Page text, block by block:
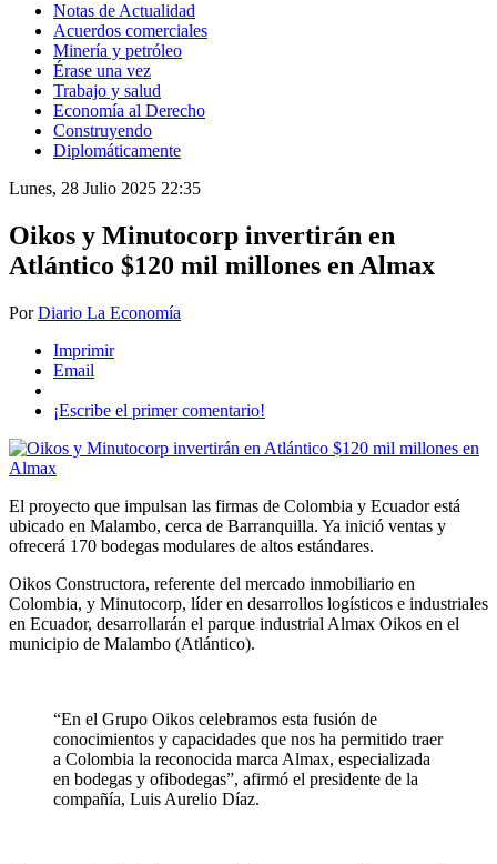
Notas de Actualidad
Acuerdos comerciales
Minería y petróleo
Érase una vez
Trabajo y salud
Economía al Derecho
Construyendo
Diplomáticamente
Lunes, 28 Julio 2025 22:35
Oikos y Minutocorp invertirán en
Atlántico $120 mil millones en Almax
PorDiario La Economía
Imprimir
Email
¡Escribe el primer comentario!
El proyecto que impulsan las firmas de Colombia y Ecuador está
ubicado en Malambo, cerca de Barranquilla. Ya inició ventas y
ofrecerá 170 bodegas modulares de altos estándares.
Oikos Constructora, referente del mercado inmobiliario en
Colombia, y Minutocorp, líder en desarrollos logísticos e industriales
en Ecuador, desarrollarán el parque industrial Almax Oikos en el
municipio de Malambo (Atlántico).
“En el Grupo Oikos celebramos esta fusión de
conocimientos y capacidades que nos ha permitido traer
a Colombia la reconocida marca Almax, especializada
en bodegas y ofibodegas”, afirmó el presidente de la
compañía, Luis Aurelio Díaz.